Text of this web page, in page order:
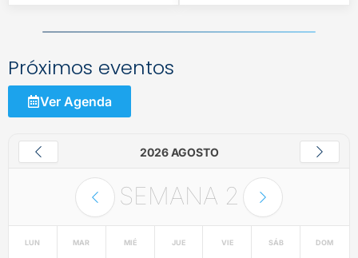
Próximos eventos
Ver Agenda
2026 AGOSTO
SEMANA 2
LUN MAR MIÉ JUE VIE SÁB DOM